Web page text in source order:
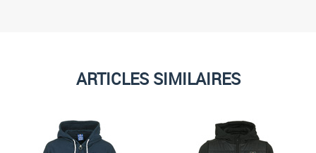
ARTICLES SIMILAIRES